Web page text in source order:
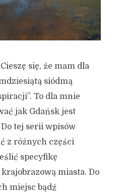
się, że mam dla
siódmą
To dla mnie
jak Gdańsk jest
tej serii wpisów
z różnych części
specyfikę
miasta. Do
miejsc bądź